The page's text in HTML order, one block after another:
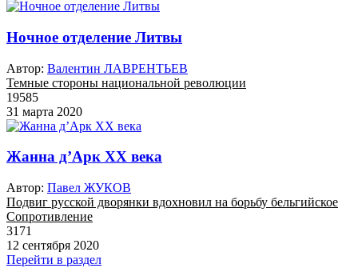
Ночное отделение Литвы
Автор: Валентин ЛАВРЕНТЬЕВ
Темные стороны национальной революции
19585
31 марта 2020
Жанна д’Арк XX века
Автор: Павел ЖУКОВ
Подвиг русской дворянки вдохновил на борьбу бельгийское
Сопротивление
3171
12 сентября 2020
Перейти в раздел